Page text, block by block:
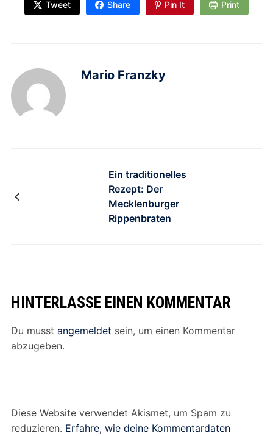
Tweet Share Pin It Print
Mario Franzky
Ein traditionelles
Rezept: Der
Mecklenburger
Rippenbraten
HINTERLASSE EINEN KOMMENTAR
Du musst angemeldet sein, um einen Kommentar
abzugeben.
Diese Website verwendet Akismet, um Spam zu
reduzieren. Erfahre, wie deine Kommentardaten